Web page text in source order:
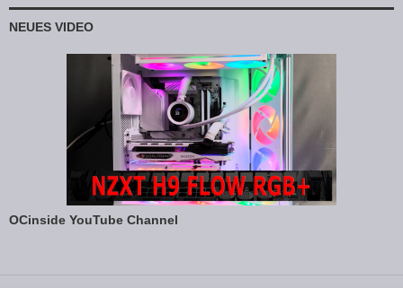
NEUES VIDEO
OCinside YouTube Channel